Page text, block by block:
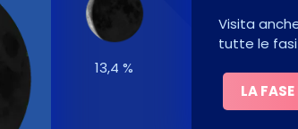
13,4 %
Visita
tutte le fasi
LA